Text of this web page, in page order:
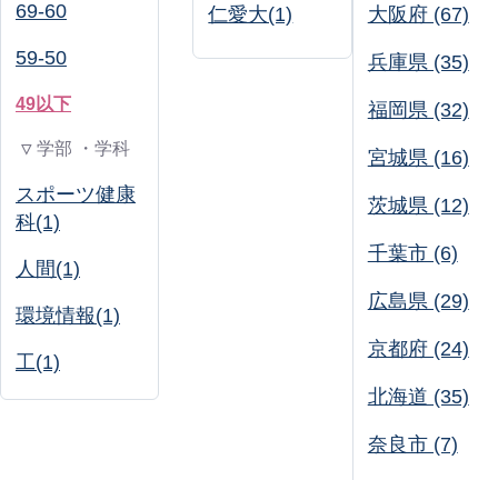
69-60
59-50
49以下
▽ 学部 ・学科
スポーツ健康
科(1)
人間(1)
環境情報(1)
工(1)
仁愛大(1) 大阪府 (67)
兵庫県 (35)
福岡県 (32)
宮城県 (16)
茨城県 (12)
千葉市 (6)
広島県 (29)
京都府 (24)
北海道 (35)
奈良市 (7)